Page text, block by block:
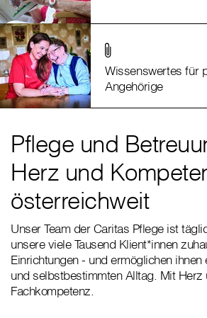
Wissenswertes für
Angehörige
Pflege und
Herz und
österreichweit
Unser Team der Caritas Pflege ist
unsere viele Tausend Klient*innen
Einrichtungen - und ermöglichen ihnen
und selbstbestimmten Alltag. Mit Herz
Fachkompetenz.